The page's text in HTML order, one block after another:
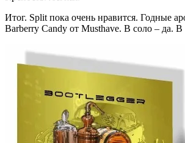
Итог. Split пока очень нравится. Годные
Barberry Candy от Musthave. В соло – да.